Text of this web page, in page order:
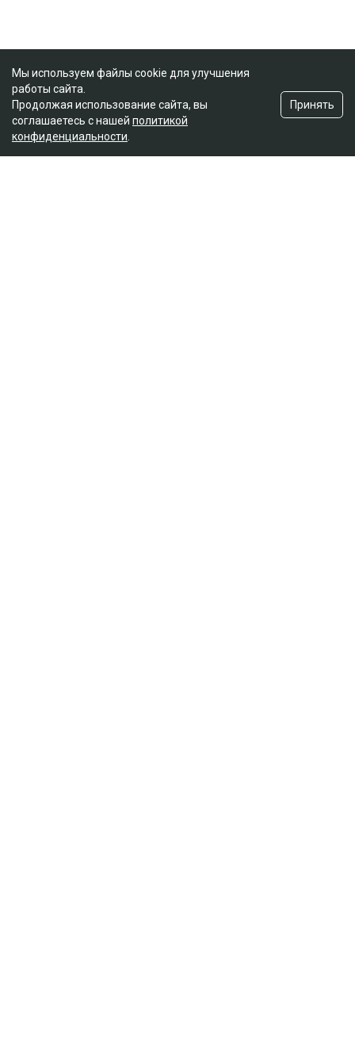
Мы используем файлы cookie для улучшения
работы сайта.
Продолжая использование сайта, вы
соглашаетесь с нашей политикой
конфиденциальности
Принять